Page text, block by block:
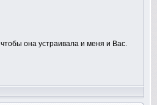
она устраивала и меня и Вас.